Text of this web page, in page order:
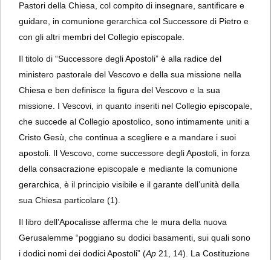
Pastori della Chiesa, col compito di insegnare, santificare e
guidare, in comunione gerarchica col Successore di Pietro e
con gli altri membri del Collegio episcopale.
Il titolo di “Successore degli Apostoli” è alla radice del
ministero pastorale del Vescovo e della sua missione nella
Chiesa e ben definisce la figura del Vescovo e la sua
missione. I Vescovi, in quanto inseriti nel Collegio episcopale,
che succede al Collegio apostolico, sono intimamente uniti a
Cristo Gesù, che continua a scegliere e a mandare i suoi
apostoli. Il Vescovo, come successore degli Apostoli, in forza
della consacrazione episcopale e mediante la comunione
gerarchica, è il principio visibile e il garante dell’unità della
sua Chiesa particolare (1).
Il libro dell’Apocalisse afferma che le mura della nuova
Gerusalemme “poggiano su dodici basamenti, sui quali sono
i dodici nomi dei dodici Apostoli” (Ap 21, 14). La Costituzione